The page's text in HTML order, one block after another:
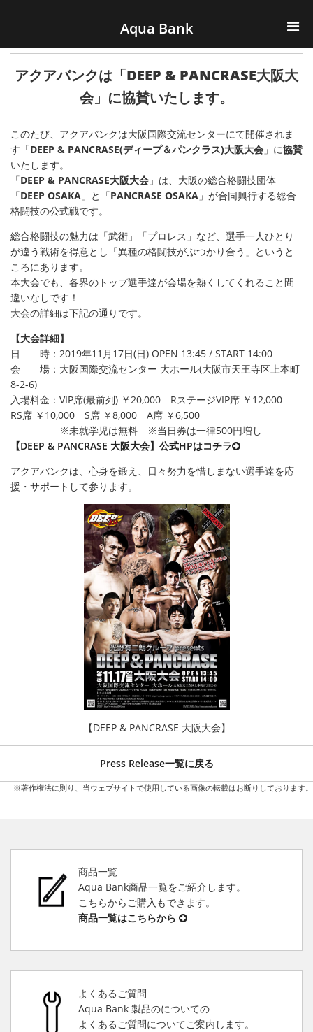
Aqua Bank
TOP
KENCOS・eye-cos
Water Server
環境事業
会社概要
アクアバンクは「DEEP & PANCRASE大阪大
会」に協賛いたします。
このたび、アクアバンクは大阪国際交流センターにて開催されま
す「DEEP & PANCRASE(ディープ＆パンクラス)大阪大会 」に協賛
いたします。
「DEEP & PANCRASE大阪大会 」は、大阪の総合格闘技団体
「DEEP OSAKA 」と「PANCRASE OSAKA 」が合同興行する総合
格闘技の公式戦です。
総合格闘技の魅力は「武術」「プロレス」など、選手一人ひとり
が違う戦術を得意とし「異種の格闘技がぶつかり合う」というと
ころにあります。
本大会でも、各界のトップ選手達が会場を熱くしてくれること間
違いなしです！
大会の詳細は下記の通りです。
【大会詳細】
日 時：2019年11月17日(日) OPEN 13:45 / START 14:00
会 場：大阪国際交流センター 大ホール(大阪市天王寺区上本町
8-2-6)
入場料金：VIP席(最前列) ￥20,000 RステージVIP席 ￥12,000
RS席 ￥10,000 S席 ￥8,000 A席 ￥6,500
※未就学児は無料 ※当日券は一律500円増し
【DEEP & PANCRASE 大阪大会】公式HPはコチラ
アクアバンクは、心身を鍛え、日々努力を惜しまない選手達を応
援・サポートして参ります。
【DEEP & PANCRASE 大阪大会】
Press Release一覧に戻る
※著作権法に則り、当ウェブサイトで使用している画像の転載はお断りしております。
商品一覧
Aqua Bank商品一覧をご紹介します。
こちらからご購入もできます。
商品一覧はこちらから
よくあるご質問
Aqua Bank 製品のについての
よくあるご質問についてご案内します。